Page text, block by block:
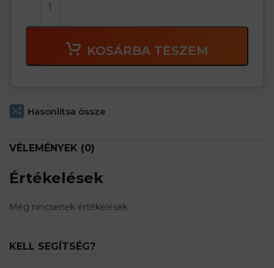
KOSÁRBA TESZEM
Hasonlítsa össze
VÉLEMÉNYEK (0)
Értékelések
Még nincsenek értékelések.
KELL SEGÍTSÉG?